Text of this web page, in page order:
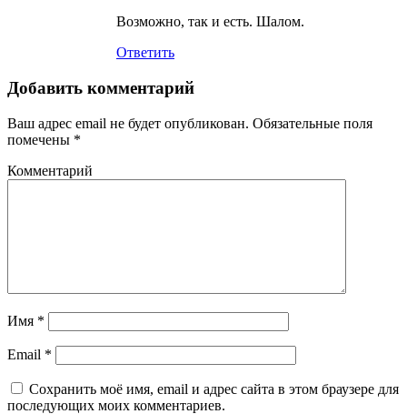
Возможно, так и есть. Шалом.
Ответить
Добавить комментарий
Ваш адрес email не будет опубликован. Обязательные поля
помечены *
Комментарий
Имя *
Email *
Сохранить моё имя, email и адрес сайта в этом браузере для
последующих моих комментариев.